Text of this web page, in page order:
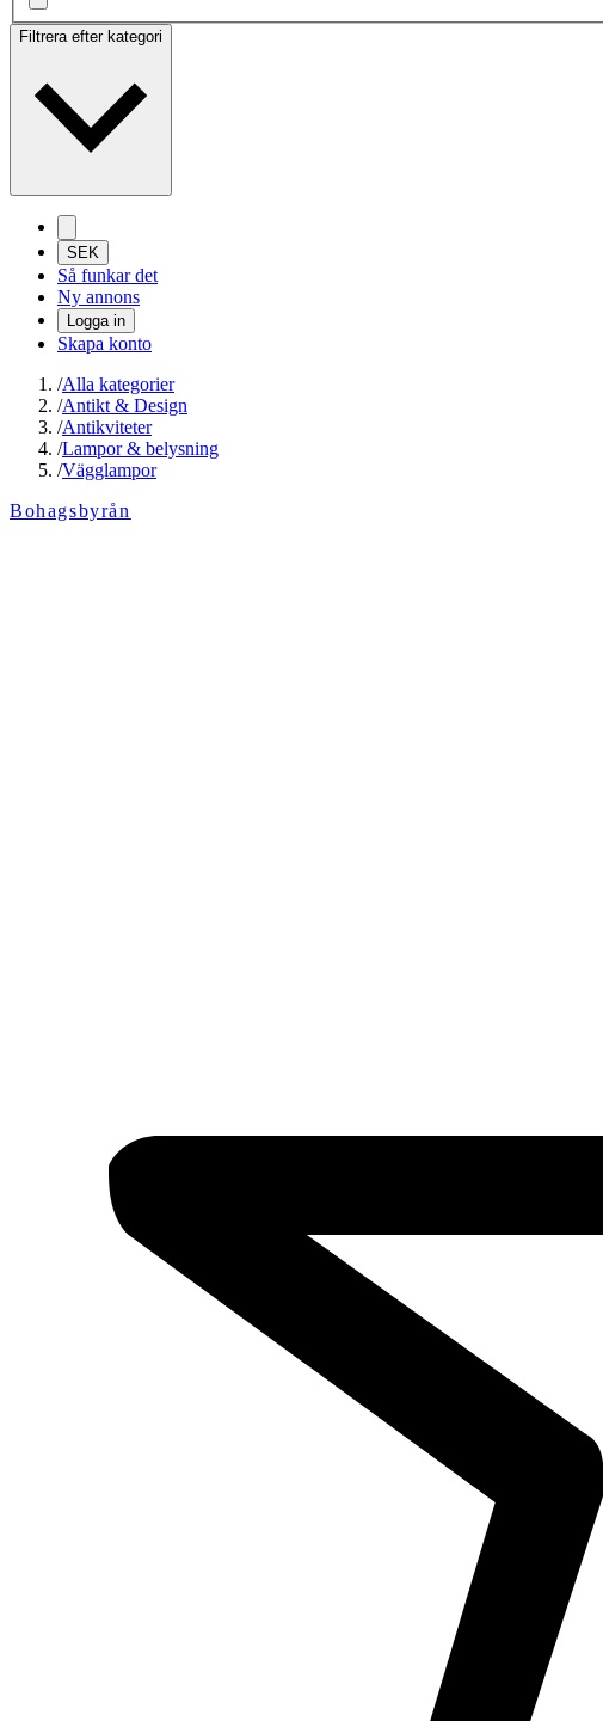
Filtrera efter kategori
SEK
Så funkar det
Ny annons
Logga in
Skapa konto
/Alla kategorier
/Antikt & Design
/Antikviteter
/Lampor & belysning
/Vägglampor
Bohagsbyrån